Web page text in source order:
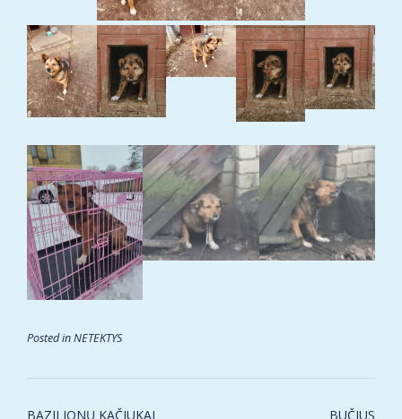
Posted inNETEKTYS
Post
BAZILIONŲ KAČIUKAI BUČIUS